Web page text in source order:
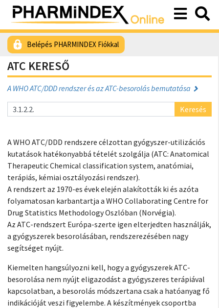
Belépés PHARMINDEX Fiókkal
ATC KERESŐ
A WHO ATC/DDD rendszer és az ATC-besorolás bemutatása
Keresés
A WHO ATC/DDD rendszere célzottan gyógyszer-utilizációs
kutatások hatékonyabbá tételét szolgálja (ATC: Anatomical
Therapeutic Chemical classification system, anatómiai,
terápiás, kémiai osztályozási rendszer).
A rendszert az 1970-es évek elején alakították ki és azóta
folyamatosan karbantartja a WHO Collaborating Centre for
Drug Statistics Methodology Oszlóban (Norvégia).
Az ATC-rendszert Európa-szerte igen elterjedten használják,
a gyógyszerek besorolásában, rendszerezésében nagy
segítséget nyújt.
Kiemelten hangsúlyozni kell, hogy a gyógyszerek ATC-
besorolása nem nyújt eligazodást a gyógyszeres terápiával
kapcsolatban, a besorolás módszertana csak a hatóanyag fő
indikációját veszi figyelembe. A készítmények csoportba